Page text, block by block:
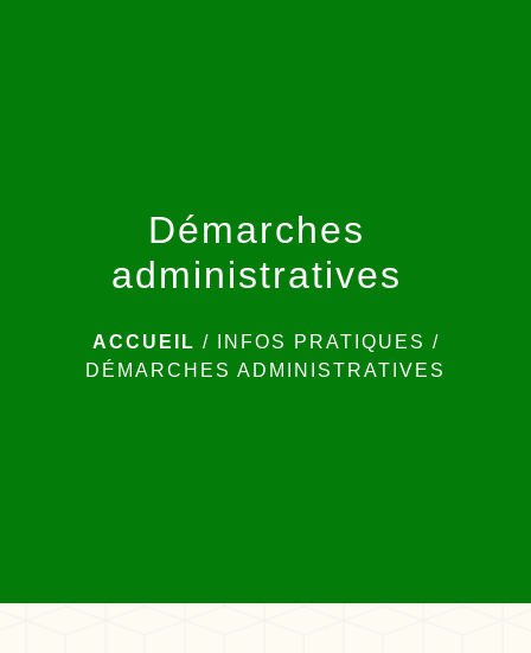
Démarches
administratives
ACCUEIL / INFOS PRATIQUES /
DÉMARCHES ADMINISTRATIVES